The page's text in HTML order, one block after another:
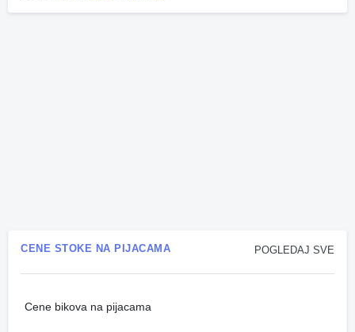
POGLEDAJ SVE
CENE STOKE NA PIJACAMA
Cene bikova na pijacama